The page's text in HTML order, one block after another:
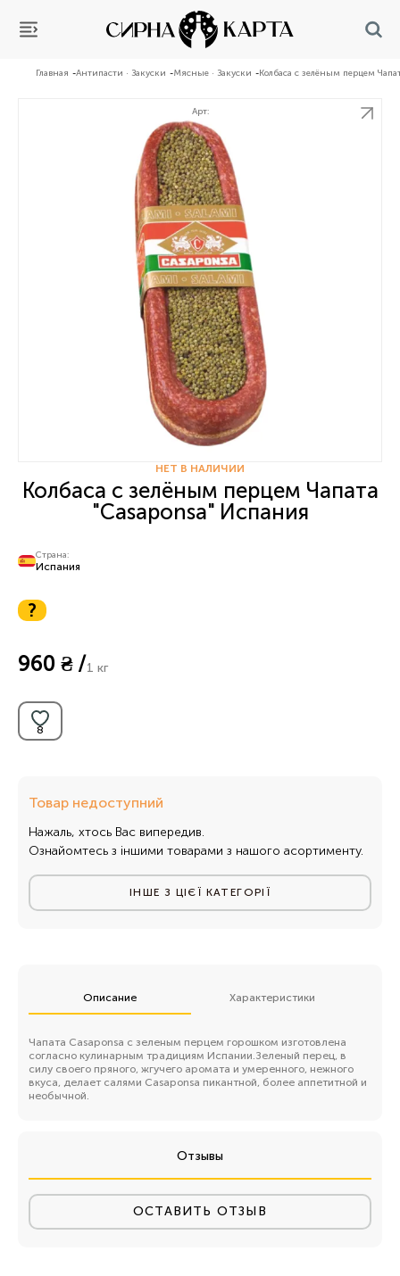
Главная Антипасти · Закуски Мясные · Закуски Колбаса с зелёным перцем
Арт:
НЕТ В НАЛИЧИИ
Колбаса с зелёным перцем Чапата
"Casaponsa" Испания
Страна:
Испания
?
960 ₴ /1 кг
Товар недоступний
Нажаль, хтось Вас випередив.
Ознайомтесь з іншими товарами з нашого асортименту.
ІНШЕ З ЦІЄЇ КАТЕГОРІЇ
Описание Характеристики
Чапата Casaponsa с зеленым перцем горошком изготовлена
согласно кулинарным традициям Испании.Зеленый перец, в
силу своего пряного, жгучего аромата и умеренного, нежного
вкуса, делает салями Casaponsa пикантной, более аппетитной и
необычной.
Отзывы
У этого товара еще нет отзывов.